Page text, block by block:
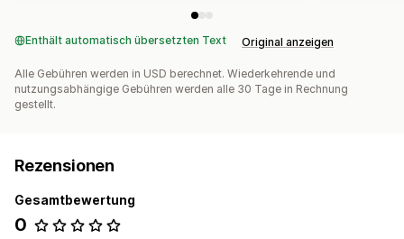
Enthält automatisch übersetzten Text Original anzeigen
Alle Gebühren werden in USD berechnet. Wiederkehrende und
nutzungsabhängige Gebühren werden alle 30 Tage in Rechnung
gestellt.
Rezensionen
Gesamtbewertung
0